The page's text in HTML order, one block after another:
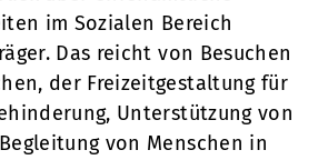
im Sozialen Bereich
Das reicht von Besuchen
der Freizeitgestaltung für
Unterstützung von
von Menschen in